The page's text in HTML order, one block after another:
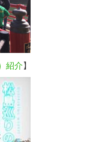
紹介】